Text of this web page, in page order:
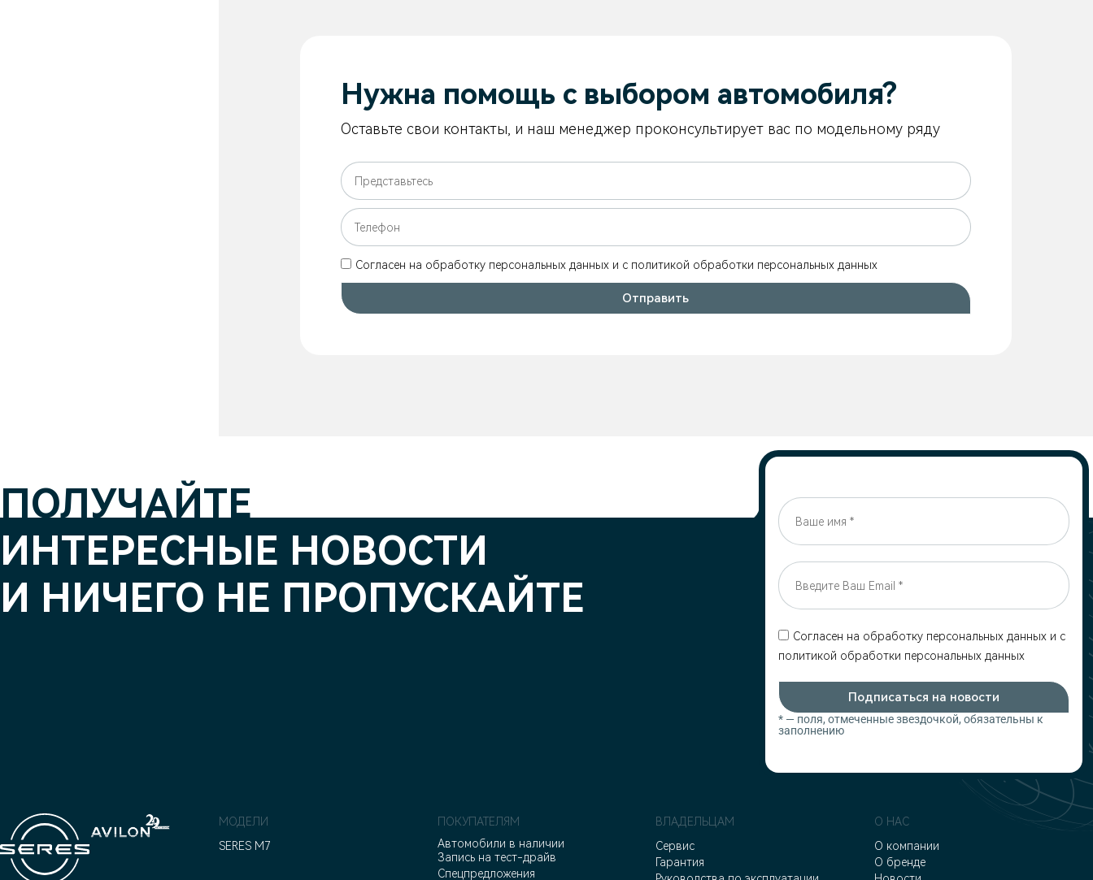
Нужна помощь с выбором автомобиля?
Оставьте свои контакты, и наш менеджер проконсультирует вас по модельному ряду
Согласен на обработку персональных данных и c политикой обработки персональных данных
Отправить
ПОЛУЧАЙТЕ
ИНТЕРЕСНЫЕ НОВОСТИ
И НИЧЕГО НЕ ПРОПУСКАЙТЕ
Согласен на обработку персональных данных и c
политикой обработки персональных данных
Подписаться на новости
* — поля, отмеченные звездочкой, обязательны к
заполнению
МОДЕЛИ
SERES M7
ПОКУПАТЕЛЯМ
Автомобили в наличии
Запись на тест-драйв
Спецпредложения
ВЛАДЕЛЬЦАМ
Сервис
Гарантия
О НАС
О компании
О бренде